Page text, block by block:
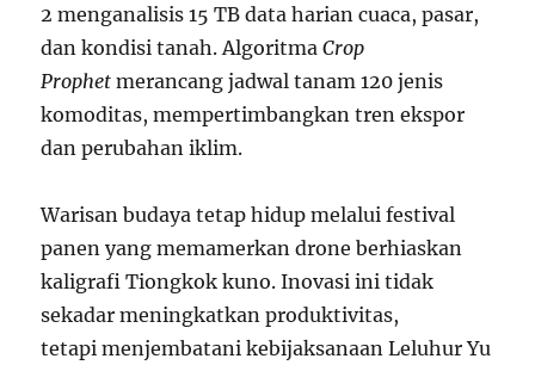
2 menganalisis 15 TB data harian cuaca, pasar,
dan kondisi tanah. AlgoritmaCrop
Prophet merancang jadwal tanam 120 jenis
komoditas, mempertimbangkan tren ekspor
dan perubahan iklim.
Warisan budaya tetap hidup melalui festival
panen yang memamerkan drone berhiaskan
kaligrafi Tiongkok kuno. Inovasi ini tidak
sekadar meningkatkan produktivitas,
tetapi menjembatani kebijaksanaan Leluhur Yu